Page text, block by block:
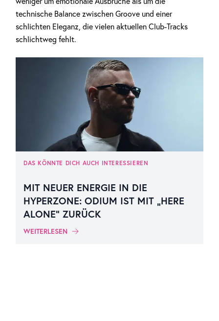
technische Balance zwischen Groove und einer
schlichten Eleganz, die vielen aktuellen Club-Tracks
schlichtweg fehlt.
DAS KÖNNTE DICH AUCH INTERESSIEREN
MIT NEUER ENERGIE IN DIE
HYPERZONE: ODIUM IST MIT „HERE
ALONE“ ZURÜCK
WEITERLESEN